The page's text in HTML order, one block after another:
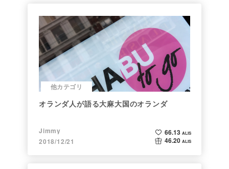
他カテゴリ
オランダ人が語る大麻大国のオランダ
Jimmy
2018/12/21
66.13 ALIS
46.20 ALIS